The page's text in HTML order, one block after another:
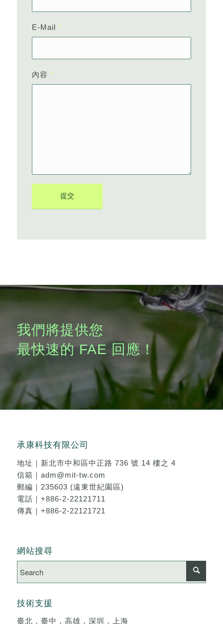
E-Mail *
內容 *
我們將提供您
最快速的 FAE 回應！
承康科技有限公司
地址｜ 新北市中和區中正路 736 號 14 樓之 4
信箱｜ adm@mit-tw.com
郵編｜235603 (遠東世紀園區)
電話｜ +886-2-22121711
傳真｜+886-2-22121721
網站搜尋
技術支援
臺北，臺中，高雄，深圳，上海